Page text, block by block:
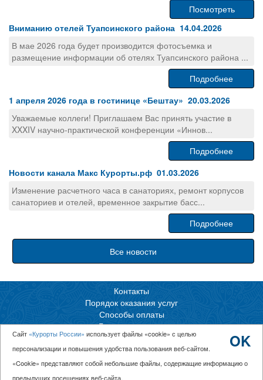
Посмотреть
Вниманию отелей Туапсинского района 14.04.2026
В мае 2026 года будет производится фотосъемка и
размещение информации об отелях Туапсинского района ...
Подробнее
1 апреля 2026 года в гостинице «Бештау» 20.03.2026
Уважаемые коллеги! Приглашаем Вас принять участие в
XXXIV научно-практической конференции «Иннов...
Подробнее
Новости канала Макс Курорты.рф 01.03.2026
Изменение расчетного часа в санаториях, ремонт корпусов
санаториев и отелей, временное закрытие басс...
Подробнее
Все новости
Контакты
Порядок оказания услуг
Способы оплаты
Горящие путевки
Обратный звонок
КУРОРТЫ.РФ
«Отдых в России»
8(800)551-53-03
OK
Сайт «Курорты России» использует файлы «cookie» с целью
персонализации и повышения удобства пользования веб-сайтом.
«Cookie» представляют собой небольшие файлы, содержащие информацию о
предыдущих посещениях веб-сайта.